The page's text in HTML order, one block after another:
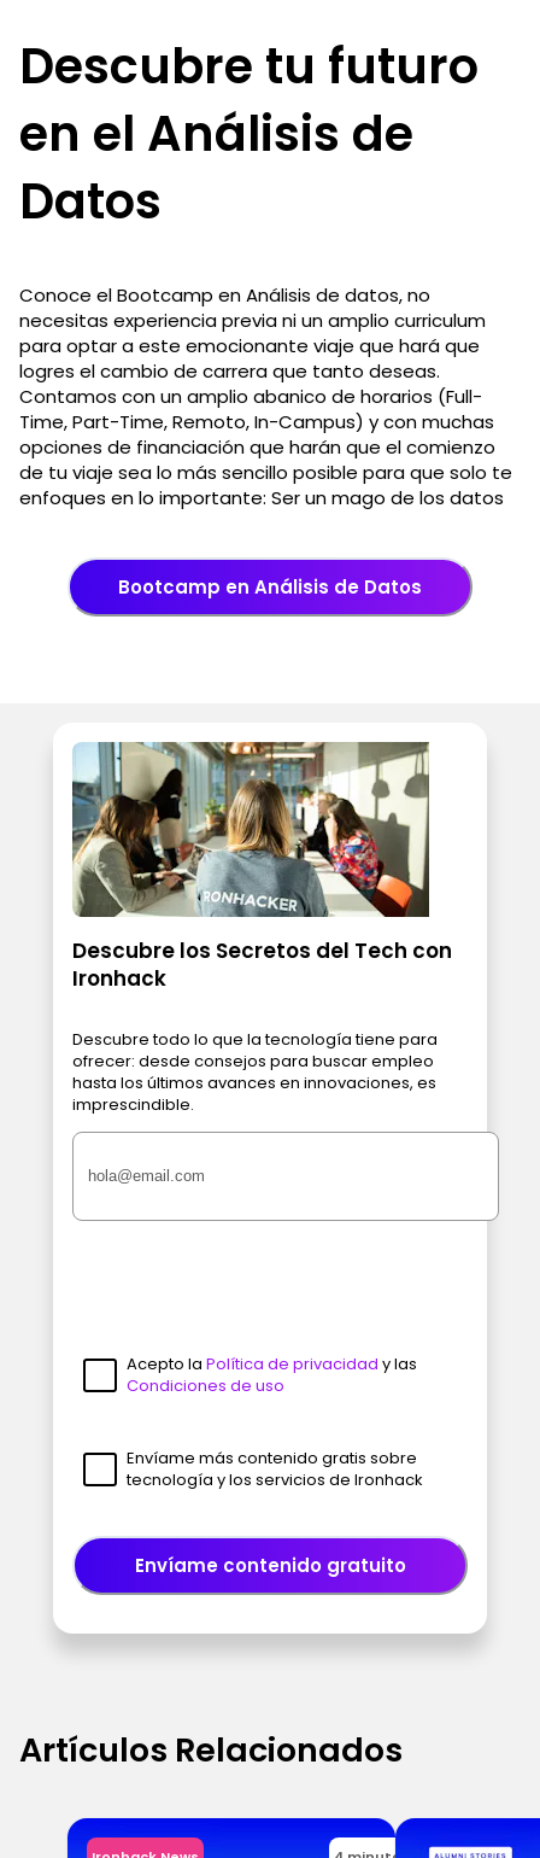
Descubre tu futuro
en el Análisis de
Datos
Conoce el Bootcamp en Análisis de datos, no
necesitas experiencia previa ni un amplio curriculum
para optar a este emocionante viaje que hará que
logres el cambio de carrera que tanto deseas.
Contamos con un amplio abanico de horarios (Full-
Time, Part-Time, Remoto, In-Campus) y con muchas
opciones de financiación que harán que el comienzo
de tu viaje sea lo más sencillo posible para que solo te
enfoques en lo importante: Ser un mago de los datos
Bootcamp en Análisis de Datos
Descubre los Secretos del Tech con
Ironhack
Descubre todo lo que la tecnología tiene para
ofrecer: desde consejos para buscar empleo
hasta los últimos avances en innovaciones, es
imprescindible.
Acepto la Política de privacidad y las
Condiciones de uso
Envíame más contenido gratis sobre
tecnología y los servicios de Ironhack
Envíame contenido gratuito
Artículos Relacionados